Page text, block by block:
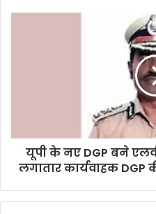
यूपी के नए DGP बने
लगातार कार्यवाहक DGP